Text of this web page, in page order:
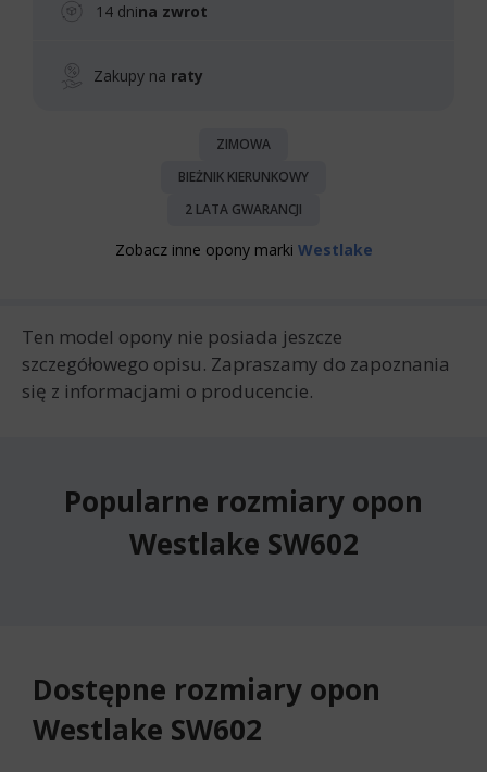
14 dnina zwrot
Zakupy na raty
ZIMOWA
BIEŻNIK KIERUNKOWY
2 LATA GWARANCJI
Zobacz inne opony marki Westlake
Ten model opony nie posiada jeszcze
szczegółowego opisu. Zapraszamy do zapoznania
się z informacjami o producencie.
Popularne rozmiary opon
Westlake SW602
Dostępne rozmiary opon
Westlake SW602